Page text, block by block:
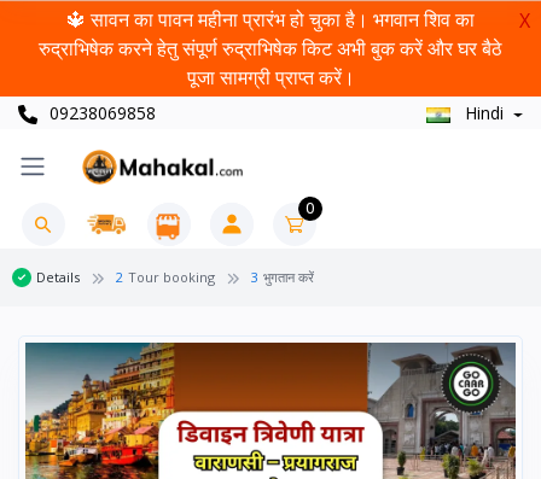
🔱 सावन का पावन महीना प्रारंभ हो चुका है। भगवान शिव का
रुद्राभिषेक करने हेतु संपूर्ण रुद्राभिषेक किट अभी बुक करें और घर बैठे
पूजा सामग्री प्राप्त करें।
X
09238069858 Hindi
0
Details 2 Tour booking 3 भुगतान करें